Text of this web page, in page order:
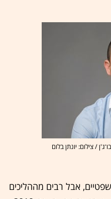
/ צילום: יונתן בלום
אבל רבים מההליכים